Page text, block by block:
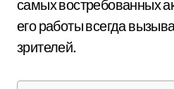
самых востребованных
его работы всегда
зрителей.